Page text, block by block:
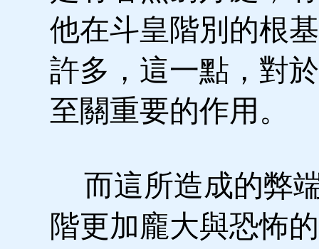
他在斗皇階別的根
許多，這一點，對
至關重要的作用。
而這所造成的弊
階更加龐大與恐怖